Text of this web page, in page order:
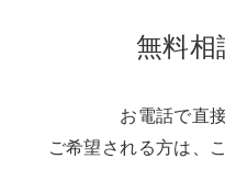
無料相
お電話で直
ご希望される方は、